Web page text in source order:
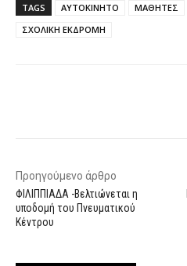
TAGS
ΑΥΤΟΚΙΝΗΤΟ ΜΑΘΗΤΕΣ
ΣΧΟΛΙΚΗ ΕΚΔΡΟΜΗ
Προηγούμενο άρθρο
ΦΙΛΙΠΠΙΑΔΑ -Βελτιώνεται η
υποδομή του Πνευματικού
Κέντρου